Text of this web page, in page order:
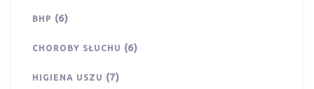
BHP (6)
CHOROBY SŁUCHU (6)
HIGIENA USZU (7)